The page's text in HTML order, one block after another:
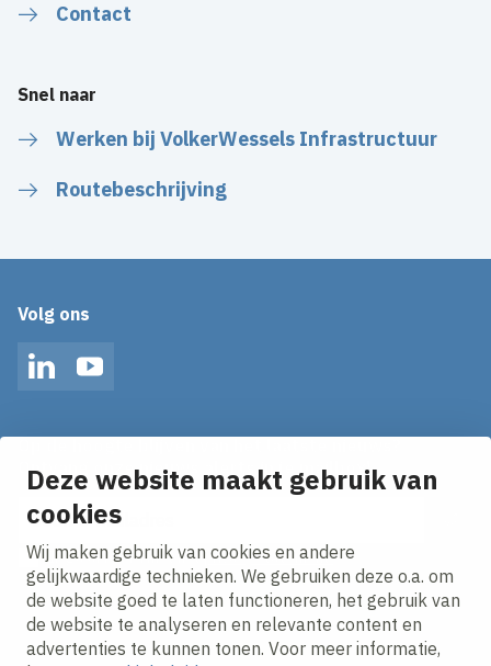
Deze website maakt gebruik van
cookies
Wij maken gebruik van cookies en andere
gelijkwaardige technieken. We gebruiken deze o.a. om
de website goed te laten functioneren, het gebruik van
de website te analyseren en relevante content en
advertenties te kunnen tonen. Voor meer informatie,
Contact
Snel naar
Werken bij VolkerWessels Infrastructuur
Routebeschrijving
Volg ons
LinkedInYouTube
Ontvang onze nieuws alerts in je mailbox!
E-mailadres
Ik ga akkoord met hetprivacy statement.